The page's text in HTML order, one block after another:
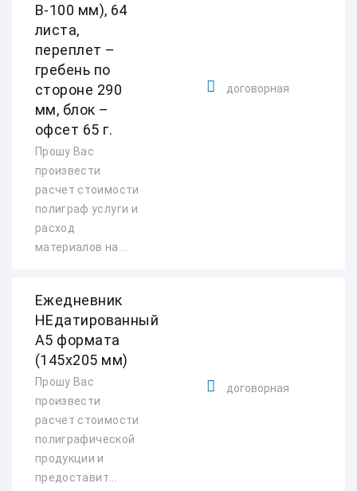
В-100 мм), 64
листа,
переплет –
гребень по
стороне 290
мм, блок –
офсет 65 г.
Прошу Вас
произвести
расчет стоимости
полиграф услуги и
расход
материалов на ...
договорная
Ежедневник
НЕдатированный
А5 формата
(145х205 мм)
Прошу Вас
произвести
расчет стоимости
полиграфической
продукции и
предоставит...
договорная